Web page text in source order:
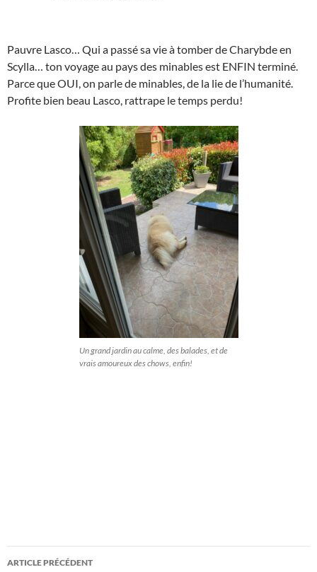
Pauvre Lasco… Qui a passé sa vie à tomber de Charybde en
Scylla… ton voyage au pays des minables est ENFIN terminé.
Parce que OUI, on parle de minables, de la lie de l’humanité.
Profite bien beau Lasco, rattrape le temps perdu!
Un grand jardin au calme, des balades, et de
vrais amoureux des chows, enfin!
Navigation
ARTICLE PRÉCÉDENT